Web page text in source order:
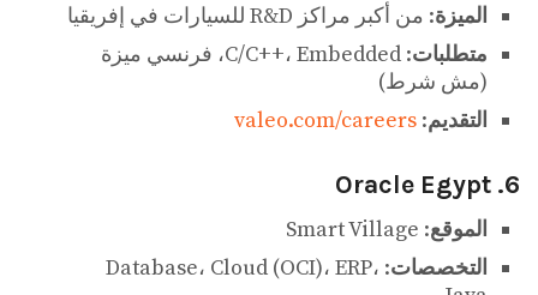
الميزة: من أكبر مراكز R&D للسيارات في إفريقيا
متطلبات
: C/C++، Embedded، فرنسي ميزة
(مش شرط)
التقديم:
valeo.com/careers
6. Oracle Egypt
الموقع: Smart Village
التخصصات : Database، Cloud (OCI)، ERP،